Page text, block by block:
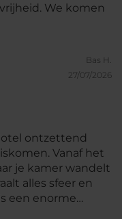
We komen
Bas H.
27/07/2026
ontzettend
Vanaf het
je kamer wandelt
alles sfeer en
een enorme
de dag of nacht